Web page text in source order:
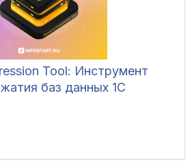
Tool: Инструмент
баз данных 1С